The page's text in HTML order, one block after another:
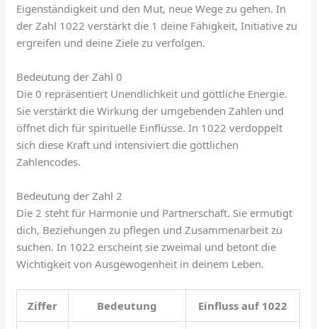
Eigenständigkeit und den Mut, neue Wege zu gehen. In
der Zahl 1022 verstärkt die 1 deine Fähigkeit, Initiative zu
ergreifen und deine Ziele zu verfolgen.
Bedeutung der Zahl 0
Die 0 repräsentiert Unendlichkeit und göttliche Energie.
Sie verstärkt die Wirkung der umgebenden Zahlen und
öffnet dich für spirituelle Einflüsse. In 1022 verdoppelt
sich diese Kraft und intensiviert die göttlichen
Zahlencodes.
Bedeutung der Zahl 2
Die 2 steht für Harmonie und Partnerschaft. Sie ermutigt
dich, Beziehungen zu pflegen und Zusammenarbeit zu
suchen. In 1022 erscheint sie zweimal und betont die
Wichtigkeit von Ausgewogenheit in deinem Leben.
Ziffer Bedeutung Einfluss auf 1022